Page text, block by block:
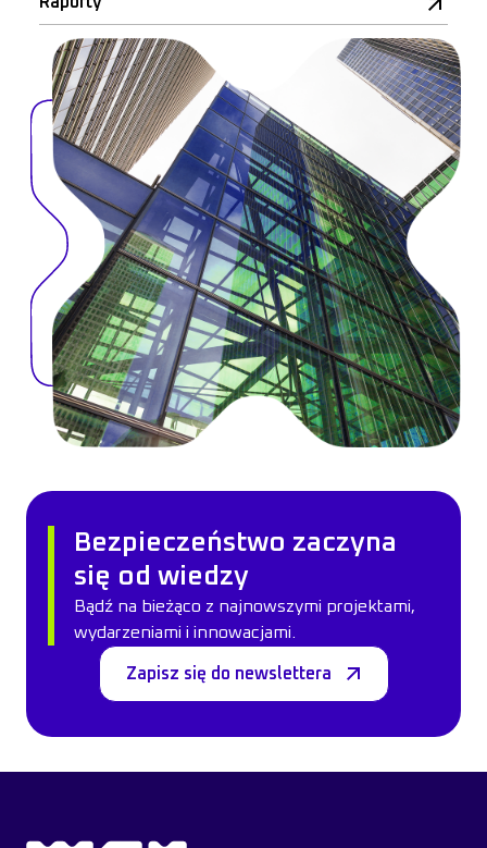
Bezpieczeństwo zaczyna
się od wiedzy
Bądź na bieżąco z najnowszymi projektami,
wydarzeniami i innowacjami.
Zapisz się do newslettera